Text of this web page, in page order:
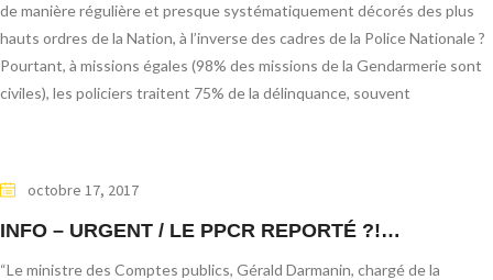
de manière régulière et presque systématiquement décorés des plus
hauts ordres de la Nation, à l’inverse des cadres de la Police Nationale ?
Pourtant, à missions égales (98% des missions de la Gendarmerie sont
civiles), les policiers traitent 75% de la délinquance, souvent
octobre 17, 2017
INFO – URGENT / LE PPCR REPORTÉ ?!…
“Le ministre des Comptes publics, Gérald Darmanin, chargé de la